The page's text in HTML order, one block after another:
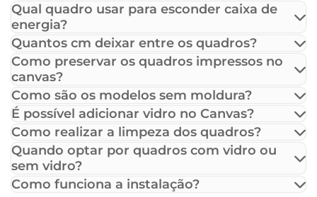
Qual quadro usar para esconder caixa de
energia?
Quantos cm deixar entre os quadros?
Como preservar os quadros impressos no
canvas?
Como são os modelos sem moldura?
É possível adicionar vidro no Canvas?
Como realizar a limpeza dos quadros?
Quando optar por quadros com vidro ou
sem vidro?
Como funciona a instalação?